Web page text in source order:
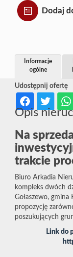
Dodaj
Udostępnij ofertę
Informacje
ogólne
Opis
Na
trakcie
Biuro Arkadia
kompleks dwóch
Gołaszewo,
propozycję
poszukujących
Link do